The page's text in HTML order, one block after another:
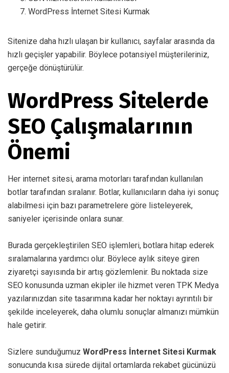
WordPress İnternet Sitesi Kurmak
Sitenize daha hızlı ulaşan bir kullanıcı, sayfalar arasında da
hızlı geçişler yapabilir. Böylece potansiyel müşterileriniz,
gerçeğe dönüştürülür.
WordPress Sitelerde
SEO Çalışmalarının
Önemi
Her internet sitesi, arama motorları tarafından kullanılan
botlar tarafından sıralanır. Botlar, kullanıcıların daha iyi sonuç
alabilmesi için bazı parametrelere göre listeleyerek,
saniyeler içerisinde onlara sunar.
Burada gerçekleştirilen SEO işlemleri, botlara hitap ederek
sıralamalarına yardımcı olur. Böylece aylık siteye giren
ziyaretçi sayısında bir artış gözlemlenir. Bu noktada size
SEO konusunda uzman ekipler ile hizmet veren TPK Medya
yazılarınızdan site tasarımına kadar her noktayı ayrıntılı bir
şekilde inceleyerek, daha olumlu sonuçlar almanızı mümkün
hale getirir.
Sizlere sunduğumuz WordPress İnternet Sitesi Kurmak
sonucunda kısa sürede dijital ortamlarda rekabet gücünüzü